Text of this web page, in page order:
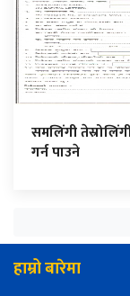
समलिंगी
गर्न पाउने
हाम्रो बारेमा